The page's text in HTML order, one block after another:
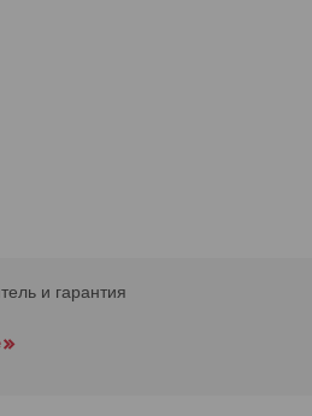
и гарантия